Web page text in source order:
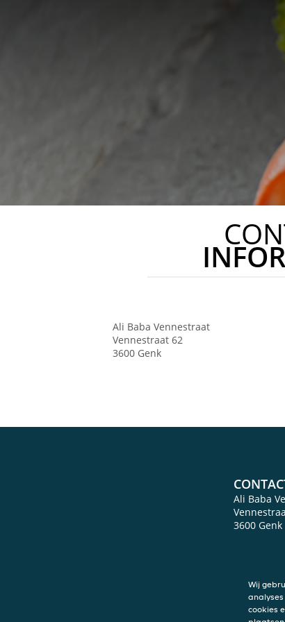
Ali Baba Vennestraat
Vennestraat 62
3600 Genk
Ali Baba
3600 Genk
Wij
cookies